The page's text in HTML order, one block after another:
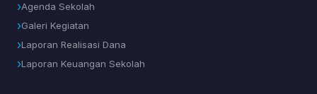
Agenda Sekolah
Galeri Kegiatan
Laporan Realisasi Dana
Laporan Keuangan Sekolah